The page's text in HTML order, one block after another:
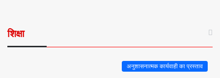
शिक्षा
अनुशासनात्मक कार्यवाही का प्रस्ताव